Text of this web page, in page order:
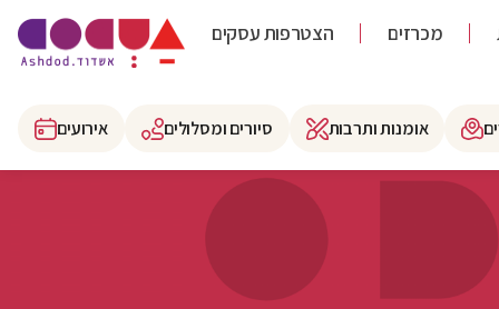
הצטרפות עסקים מכרזים
אירועים סיורים ומסלולים אומנות ותרבות